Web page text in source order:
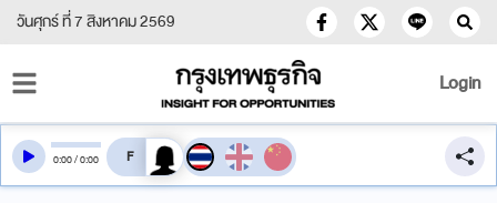
วันศุกร์ ที่ 7 สิงหาคม 2569
Login
0:00/0:00 สลับเสียงอ่าน